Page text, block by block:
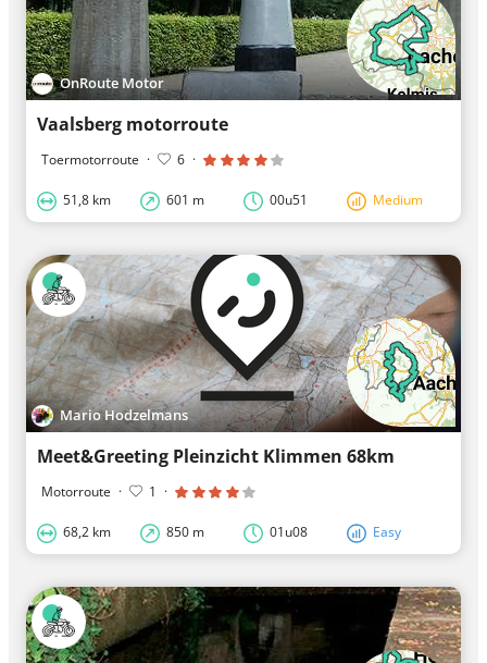
OnRoute Motor
Vaalsberg motorroute
Toermotorroute · 6 ·
51,8 km 601 m 00u51 Medium
Mario Hodzelmans
Meet&Greeting Pleinzicht Klimmen 68km
Motorroute · 1 ·
68,2 km 850 m 01u08 Easy